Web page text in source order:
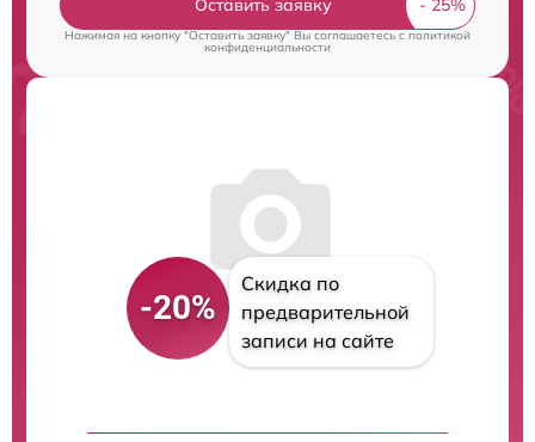
Оставить заявку
Нажимая на кнопку "Оставить заявку" Вы соглашаетесь cполитикой
конфиденциальности
-20%
Скидка по
предварительной
записи на сайте